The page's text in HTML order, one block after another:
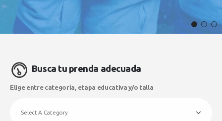
Busca tu prenda adecuada
Elige entre categoría, etapa educativa y/o talla